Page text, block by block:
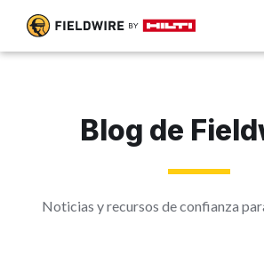
Blog de
Noticias y recursos de confianza